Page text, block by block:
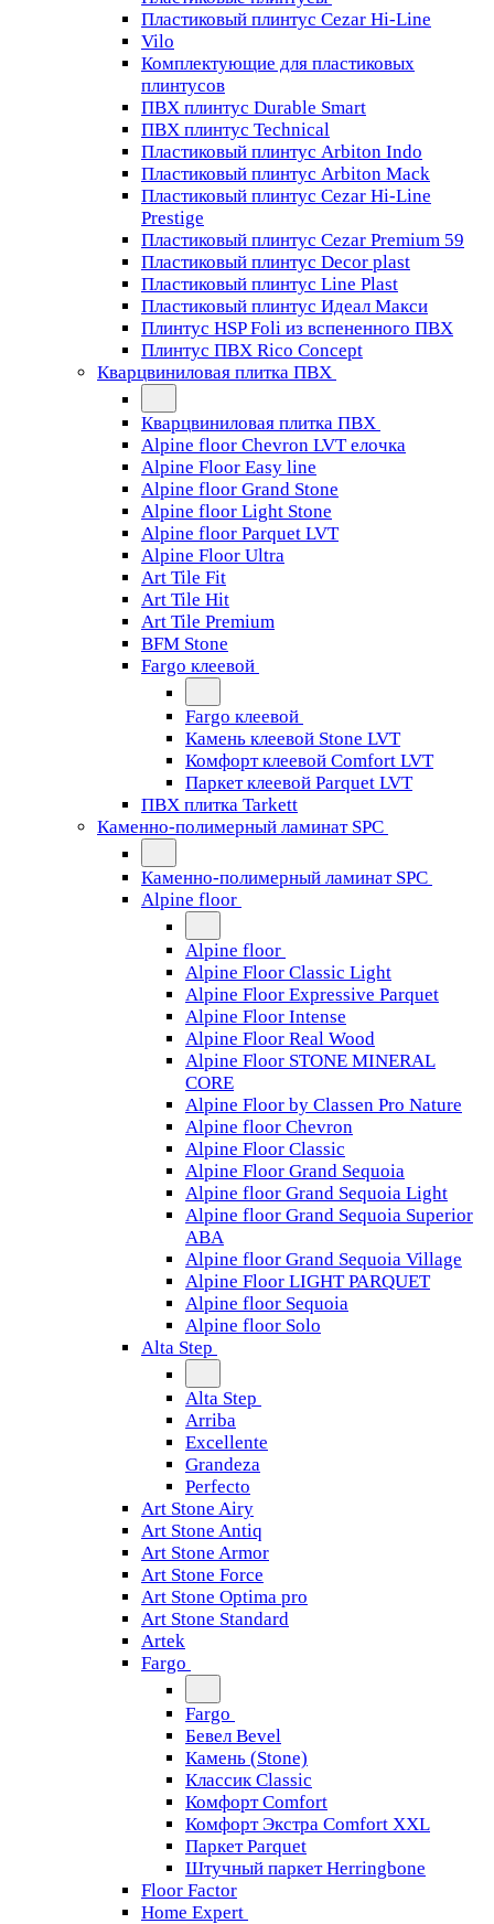
Пластиковый плинтус Cezar Hi-Line
Vilo
Комплектующие для пластиковых
плинтусов
ПВХ плинтус Durable Smart
ПВХ плинтус Technical
Пластиковый плинтус Arbiton Indo
Пластиковый плинтус Arbiton Mack
Пластиковый плинтус Cezar Hi-Line
Prestige
Пластиковый плинтус Cezar Premium 59
Пластиковый плинтус Decor plast
Пластиковый плинтус Line Plast
Пластиковый плинтус Идеал Макси
Плинтус HSP Foli из вспененного ПВХ
Плинтус ПВХ Rico Concept
Кварцвиниловая плитка ПВХ
Кварцвиниловая плитка ПВХ
Alpine floor Chevron LVT елочка
Alpine Floor Easy line
Alpine floor Grand Stone
Alpine floor Light Stone
Alpine floor Parquet LVT
Alpine Floor Ultra
Art Tile Fit
Art Tile Hit
Art Tile Premium
BFM Stone
Fargo клеевой
Fargo клеевой
Камень клеевой Stone LVT
Комфорт клеевой Comfort LVT
Паркет клеевой Parquet LVT
ПВХ плитка Tarkett
Каменно-полимерный ламинат SPC
Каменно-полимерный ламинат SPC
Alpine floor
Alpine floor
Alpine Floor Classic Light
Alpine Floor Expressive Parquet
Alpine Floor Intense
Alpine Floor Real Wood
Alpine Floor STONE MINERAL
CORE
Alpine Floor by Classen Pro Nature
Alpine floor Chevron
Alpine Floor Classic
Alpine Floor Grand Sequoia
Alpine floor Grand Sequoia Light
Alpine floor Grand Sequoia Superior
ABA
Alpine floor Grand Sequoia Village
Alpine Floor LIGHT PARQUET
Alpine floor Sequoia
Alpine floor Solo
Alta Step
Alta Step
Arriba
Excellente
Grandeza
Perfecto
Art Stone Airy
Art Stone Antiq
Art Stone Armor
Art Stone Force
Art Stone Optima pro
Art Stone Standard
Artek
Fargo
Fargo
Бевел Bevel
Камень (Stone)
Классик Classic
Комфорт Comfort
Комфорт Экстра Comfort XXL
Паркет Parquet
Штучный паркет Herringbone
Floor Factor
Home Expert